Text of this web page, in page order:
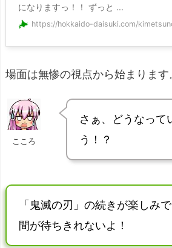
になりますっ！！ ずっと ...
https://hokkaido-daisuki.com/
場面は無惨の視点から始まります
こころ
さぁ、どうなって
う！？
「鬼滅の刃」の続きが楽しみで
間が待ちきれないよ！